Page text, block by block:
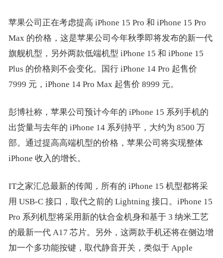
苹果公司正在考虑提高 iPhone 15 Pro 和 iPhone 15 Pro
Max 的价格，这是苹果公司今年秋季即将发布的新一代
旗舰机型，另外两款低端机型 iPhone 15 和 iPhone 15
Plus 的价格则不会变化。国行 iPhone 14 Pro 起售价
7999 元，iPhone 14 Pro Max 起售价 8999 元。
彭博社称，苹果公司预计今年的 iPhone 15 系列手机的
出货量与去年的 iPhone 14 系列持平，大约为 8500 万
部。通过提高高端机型的价格，苹果公司将实现整体
iPhone 收入的增长。
IT之家汇总最新的传闻，所有的 iPhone 15 机型都将采
用 USB-C 接口，取代之前的 Lightning 接口。iPhone 15
Pro 系列机型将采用新的钛合金机身和基于 3 纳米工艺
的最新一代 A17 芯片。另外，这两款手机还将在侧边增
加一个多功能按键，取代静音开关，类似于 Apple